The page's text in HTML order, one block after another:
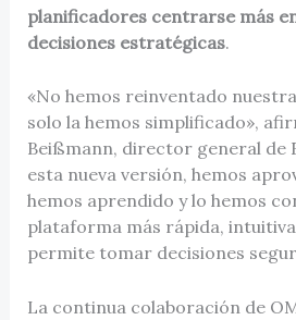
planificadores centrarse más
decisiones estratégicas.
«No hemos reinventado
solo la hemos simplificado»,
Beißmann, director general de
esta nueva versión, hemos
hemos aprendido y lo hemos
plataforma más rápida,
permite tomar decisiones
La continua colaboración de